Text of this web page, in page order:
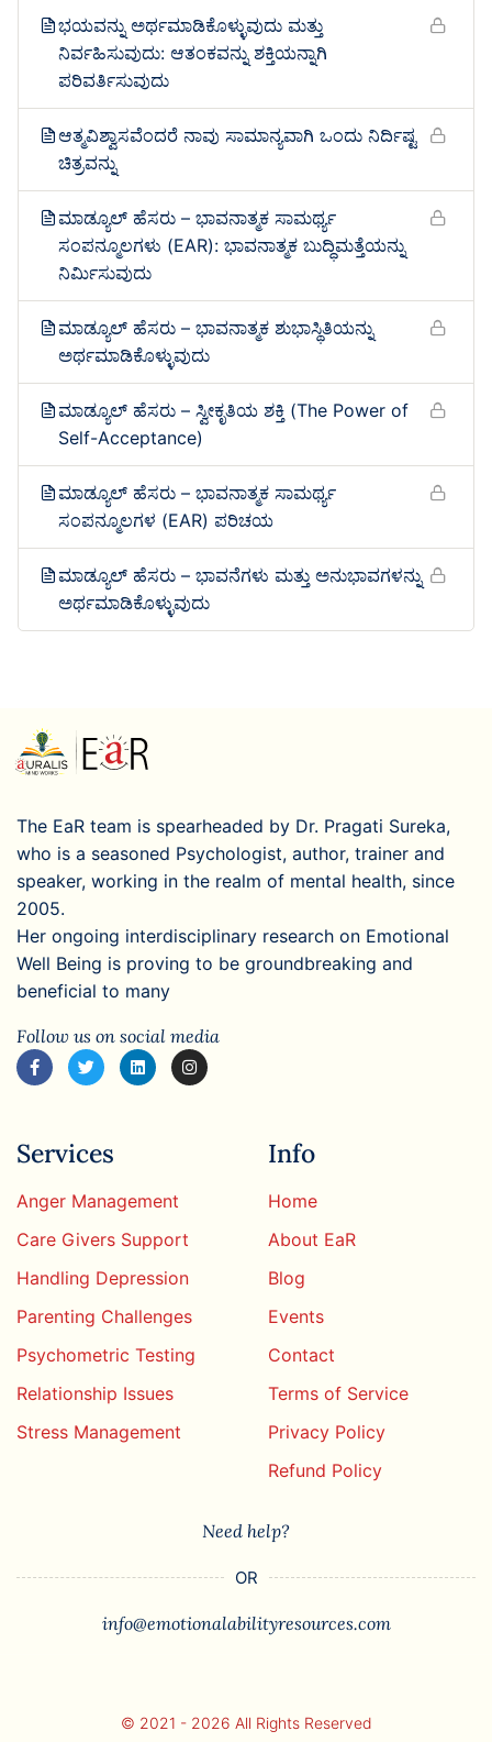
ಭಯವನ್ನು ಅರ್ಥಮಾಡಿಕೊಳ್ಳುವುದು ಮತ್ತು
ನಿರ್ವಹಿಸುವುದು: ಆತಂಕವನ್ನು ಶಕ್ತಿಯನ್ನಾಗಿ
ಪರಿವರ್ತಿಸುವುದು
ಆತ್ಮವಿಶ್ವಾಸವೆಂದರೆ ನಾವು ಸಾಮಾನ್ಯವಾಗಿ ಒಂದು ನಿರ್ದಿಷ್ಟ
ಚಿತ್ರವನ್ನು
ಮಾಡ್ಯೂಲ್ ಹೆಸರು – ಭಾವನಾತ್ಮಕ ಸಾಮರ್ಥ್ಯ
ಸಂಪನ್ಮೂಲಗಳು (EAR): ಭಾವನಾತ್ಮಕ ಬುದ್ಧಿಮತ್ತೆಯನ್ನು
ನಿರ್ಮಿಸುವುದು
ಮಾಡ್ಯೂಲ್ ಹೆಸರು – ಭಾವನಾತ್ಮಕ ಶುಭಾಸ್ಥಿತಿಯನ್ನು
ಅರ್ಥಮಾಡಿಕೊಳ್ಳುವುದು
ಮಾಡ್ಯೂಲ್ ಹೆಸರು – ಸ್ವೀಕೃತಿಯ ಶಕ್ತಿ (The Power of
Self-Acceptance)
ಮಾಡ್ಯೂಲ್ ಹೆಸರು – ಭಾವನಾತ್ಮಕ ಸಾಮರ್ಥ್ಯ
ಸಂಪನ್ಮೂಲಗಳ (EAR) ಪರಿಚಯ
ಮಾಡ್ಯೂಲ್ ಹೆಸರು – ಭಾವನೆಗಳು ಮತ್ತು ಅನುಭಾವಗಳನ್ನು
ಅರ್ಥಮಾಡಿಕೊಳ್ಳುವುದು
The EaR team is spearheaded by Dr. Pragati Sureka,
who is a seasoned Psychologist, author, trainer and
speaker, working in the realm of mental health, since
2005.
Her ongoing interdisciplinary research on Emotional
Well Being is proving to be groundbreaking and
beneficial to many
Follow us on social media
Services
Anger Management
Care Givers Support
Handling Depression
Parenting Challenges
Psychometric Testing
Relationship Issues
Stress Management
Info
Home
About EaR
Blog
Events
Contact
Terms of Service
Privacy Policy
Refund Policy
Need help?
OR
info@emotionalabilityresources.com
© 2021 - 2026 All Rights Reserved